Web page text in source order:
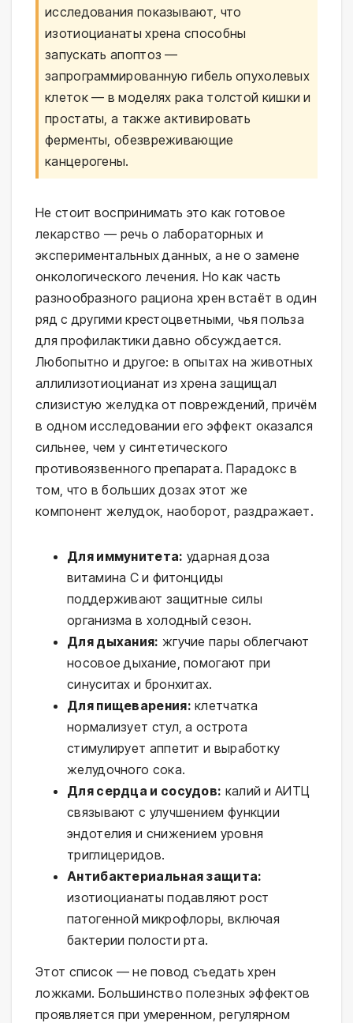
исследования показывают, что
изотиоцианаты хрена способны
запускать апоптоз —
запрограммированную гибель опухолевых
клеток — в моделях рака толстой кишки и
простаты, а также активировать
ферменты, обезвреживающие
канцерогены.
Не стоит воспринимать это как готовое
лекарство — речь о лабораторных и
экспериментальных данных, а не о замене
онкологического лечения. Но как часть
разнообразного рациона хрен встаёт в один
ряд с другими крестоцветными, чья польза
для профилактики давно обсуждается.
Любопытно и другое: в опытах на животных
аллилизотиоцианат из хрена защищал
слизистую желудка от повреждений, причём
в одном исследовании его эффект оказался
сильнее, чем у синтетического
противоязвенного препарата. Парадокс в
том, что в больших дозах этот же
компонент желудок, наоборот, раздражает.
Для иммунитета: ударная доза
витамина С и фитонциды
поддерживают защитные силы
организма в холодный сезон.
Для дыхания: жгучие пары облегчают
носовое дыхание, помогают при
синуситах и бронхитах.
Для пищеварения: клетчатка
нормализует стул, а острота
стимулирует аппетит и выработку
желудочного сока.
Для сердца и сосудов: калий и АИТЦ
связывают с улучшением функции
эндотелия и снижением уровня
триглицеридов.
Антибактериальная защита:
изотиоцианаты подавляют рост
патогенной микрофлоры, включая
бактерии полости рта.
Этот список — не повод съедать хрен
ложками. Большинство полезных эффектов
проявляется при умеренном, регулярном